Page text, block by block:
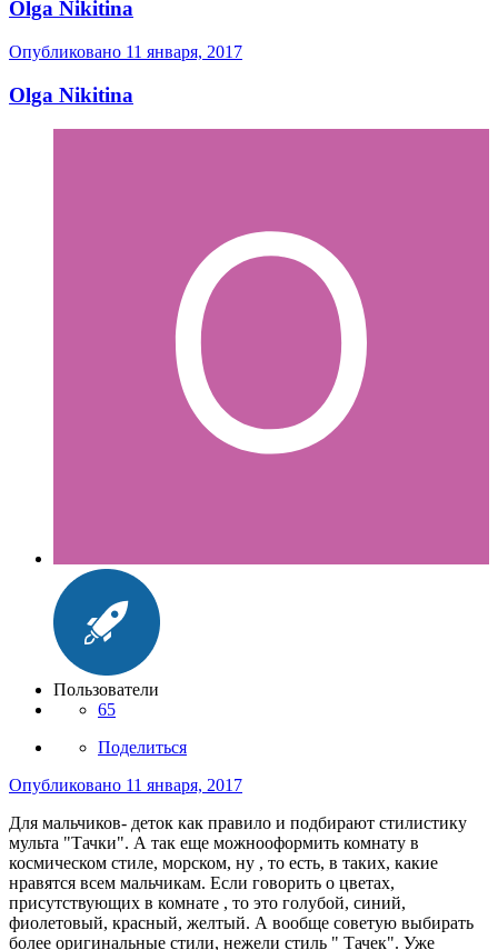
Olga Nikitina
Опубликовано 11 января, 2017
Olga Nikitina
Пользователи
65
Поделиться
Опубликовано 11 января, 2017
Для мальчиков- деток как правило и подбирают стилистику
мульта "Тачки". А так еще можнооформить комнату в
космическом стиле, морском, ну , то есть, в таких, какие
нравятся всем мальчикам. Если говорить о цветах,
присутствующих в комнате , то это голубой, синий,
фиолетовый, красный, желтый. А вообще советую выбирать
более оригинальные стили, нежели стиль " Тачек". Уже